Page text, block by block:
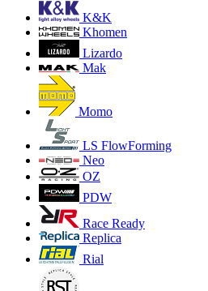
K&K
Khomen
Lizardo
Mak
Momo
LS FlowForming
Neo
OZ
PDW
Race Ready
Replica
Rial